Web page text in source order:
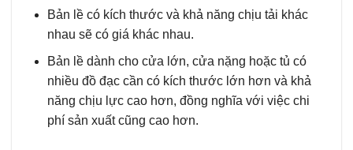
Bản lề có kích thước và khả năng chịu tải khác
nhau sẽ có giá khác nhau.
Bản lề dành cho cửa lớn, cửa nặng hoặc tủ có
nhiều đồ đạc cần có kích thước lớn hơn và khả
năng chịu lực cao hơn, đồng nghĩa với việc chi
phí sản xuất cũng cao hơn.